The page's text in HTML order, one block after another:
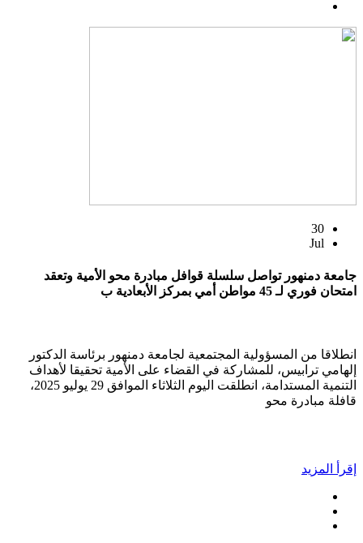
30
Jul
جامعة دمنهور تواصل سلسلة قوافل مبادرة محو الأمية وتعقد
امتحان فوري لـ 45 مواطن أمي بمركز الأبعادية ب
انطلاقا من المسؤولية المجتمعية لجامعة دمنهور برئاسة الدكتور
إلهامي ترابيس، للمشاركة في القضاء على الأمية تحقيقا لأهداف
التنمية المستدامة، انطلقت اليوم الثلاثاء الموافق 29 يوليو 2025،
قافلة مبادرة محو
إقرأ المزيد